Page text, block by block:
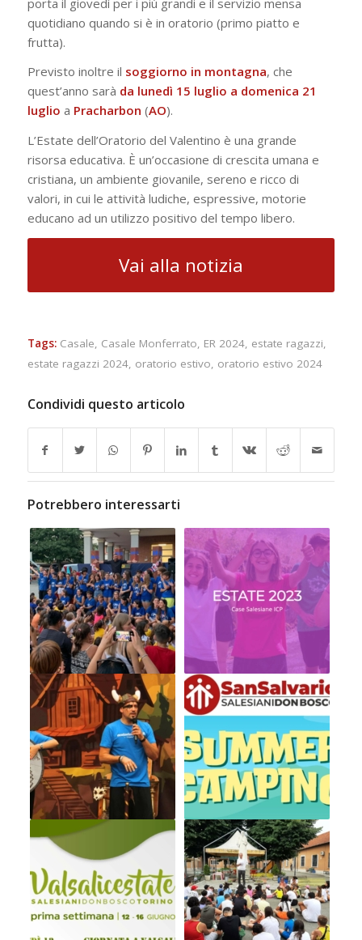
quotidiano quando si è in oratorio (primo piatto e
frutta).
Previsto inoltre il soggiorno in montagna, che
quest’anno sarà da lunedì 15 luglio a domenica 21
luglio a Pracharbon (AO).
L’Estate dell’Oratorio del Valentino è una grande
risorsa educativa. È un’occasione di crescita umana e
cristiana, un ambiente giovanile, sereno e ricco di
valori, in cui le attività ludiche, espressive, motorie
educano ad un utilizzo positivo del tempo libero.
Vai alla notizia
Tags: Casale, Casale Monferrato, ER 2024, estate ragazzi,
estate ragazzi 2024, oratorio estivo, oratorio estivo 2024
Condividi questo articolo
Potrebbero interessarti